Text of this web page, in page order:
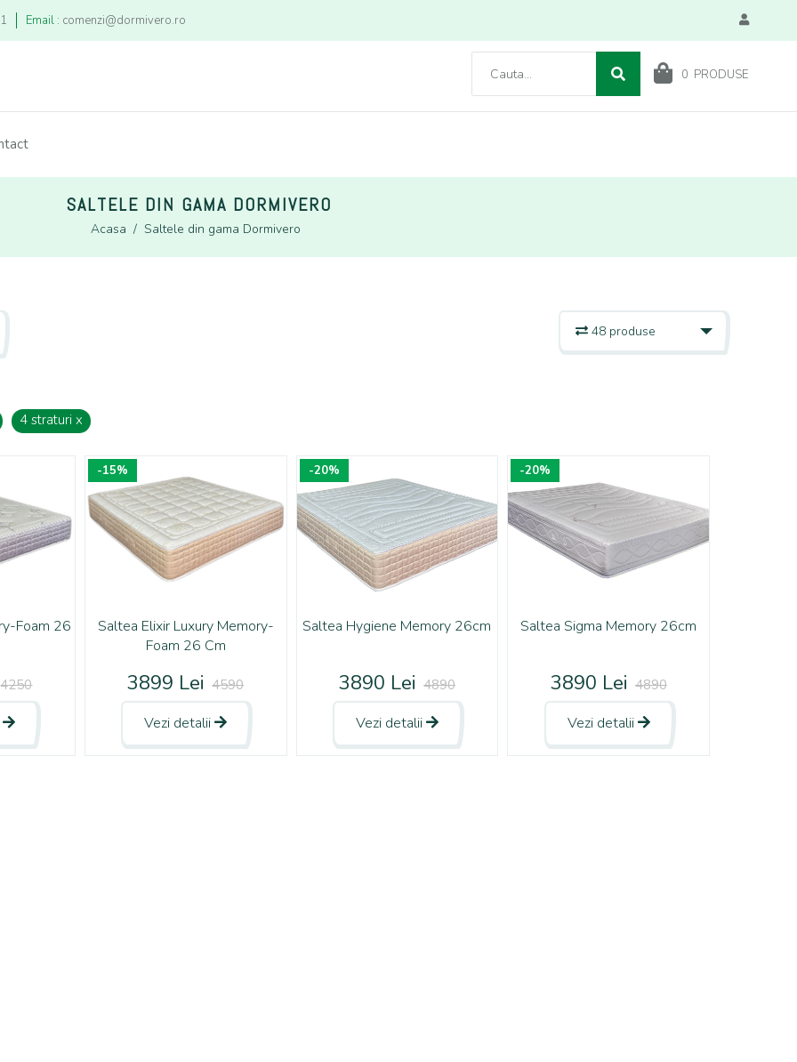
Email : comenzi@dormivero.ro
0 PRODUSE
SALTELE DIN GAMA DORMIVERO
Acasa / Saltele din gama Dormivero
48 produse
4 straturi x
Foam 26
4250
-15%
Saltea Elixir Luxury Memory-
Foam 26 Cm
3899 Lei 4590
Vezi detalii
-20%
Saltea Hygiene Memory 26cm
3890 Lei 4890
Vezi detalii
-20%
Saltea Sigma Memory 26cm
3890 Lei 4890
Vezi detalii